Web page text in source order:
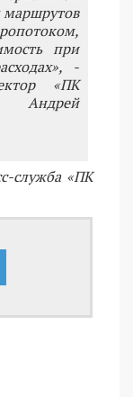
при
-
«ПК
Андрей
служба «ПК